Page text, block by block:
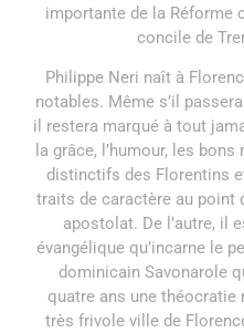
importante de la Réforme
concile de
Philippe Neri naît à
notables. Même s’il
il restera marqué à tout
la grâce, l’humour, les
distinctifs des Florentins
traits de caractère au point
apostolat. De l’autre, il
évangélique qu’incarne le
dominicain Savonarole
quatre ans une théocratie
très frivole ville de